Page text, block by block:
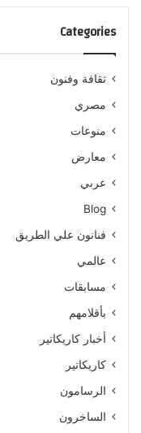
Categories
ثقافة وفنون
مصري
منوعات
معارض
عربي
Blog
فنانون علي الطريق
عالمي
مسابقات
بأقلامهم
أخبار كاريكاتير
كاريكاتير
الرسامون
الساخرون